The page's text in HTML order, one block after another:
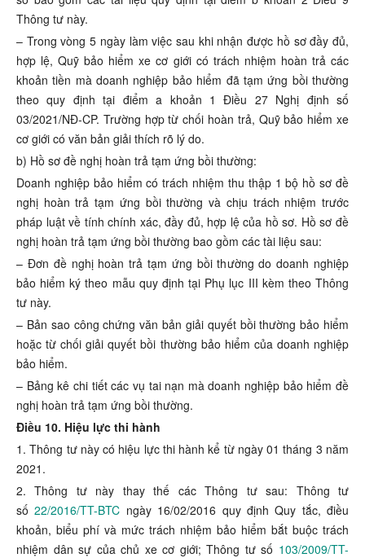
Thông tư này.
– Trong vòng 5 ngày làm việc sau khi nhận được hồ sơ đầy đủ,
hợp lệ, Quỹ bảo hiểm xe cơ giới có trách nhiệm hoàn trả các
khoản tiền mà doanh nghiệp bảo hiểm đã tạm ứng bồi thường
theo quy định tại điểm a khoản 1 Điều 27 Nghị định số
03/2021/NĐ-CP. Trường hợp từ chối hoàn trả, Quỹ bảo hiểm xe
cơ giới có văn bản giải thích rõ lý do.
b) Hồ sơ đề nghị hoàn trả tạm ứng bồi thường:
Doanh nghiệp bảo hiểm có trách nhiệm thu thập 1 bộ hồ sơ đề
nghị hoàn trả tạm ứng bồi thường và chịu trách nhiệm trước
pháp luật về tính chính xác, đầy đủ, hợp lệ của hồ sơ. Hồ sơ đề
nghị hoàn trả tạm ứng bồi thường bao gồm các tài liệu sau:
– Đơn đề nghị hoàn trả tạm ứng bồi thường do doanh nghiệp
bảo hiểm ký theo mẫu quy định tại Phụ lục III kèm theo Thông
tư này.
– Bản sao công chứng văn bản giải quyết bồi thường bảo hiểm
hoặc từ chối giải quyết bồi thường bảo hiểm của doanh nghiệp
bảo hiểm.
– Bảng kê chi tiết các vụ tai nạn mà doanh nghiệp bảo hiểm đề
nghị hoàn trả tạm ứng bồi thường.
Điều 10. Hiệu lực thi hành
1. Thông tư này có hiệu lực thi hành kể từ ngày 01 tháng 3 năm
2021.
2. Thông tư này thay thế các Thông tư sau: Thông tư
số22/2016/TT-BTC ngày 16/02/2016 quy định Quy tắc, điều
khoản, biểu phí và mức trách nhiệm bảo hiểm bắt buộc trách
nhiệm dân sự của chủ xe cơ giới; Thông tư số 103/2009/TT-